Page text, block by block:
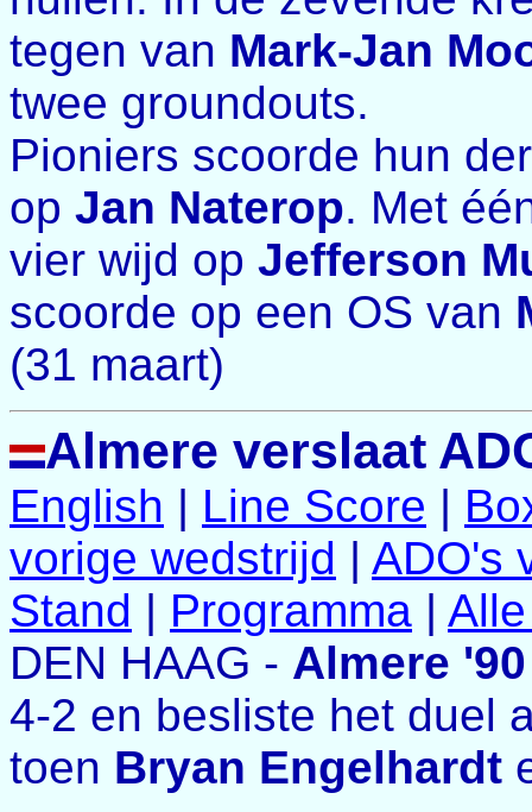
tegen van Mark-Jan
twee groundouts.
Pioniers scoorde hun
op Jan Naterop. Met
vier wijd op Jefferson
scoorde op een OS van
(31 maart)
Almere verslaat
English | Line Score |
vorige wedstrijd | ADO's
Stand | Programma |
DEN HAAG - Almere '90
4-2 en besliste het duel
toen Bryan Engelhardt